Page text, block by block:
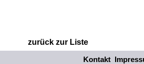
zurück zur Liste
Kontakt